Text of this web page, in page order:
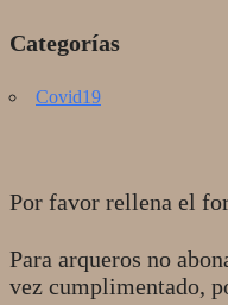
Categorías
Covid19
Por favor rellena el
Para arqueros no
vez cumplimentado,